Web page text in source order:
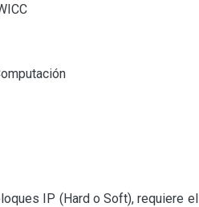
IP (Hard o Soft), requiere el